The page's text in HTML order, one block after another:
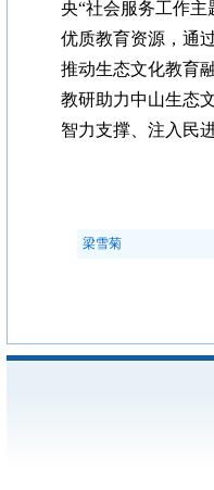
央“社会服务工作
优质教育资源，通
推动生态文化教育
教研助力中山生态
智力支撑、注入民
梁雪菊